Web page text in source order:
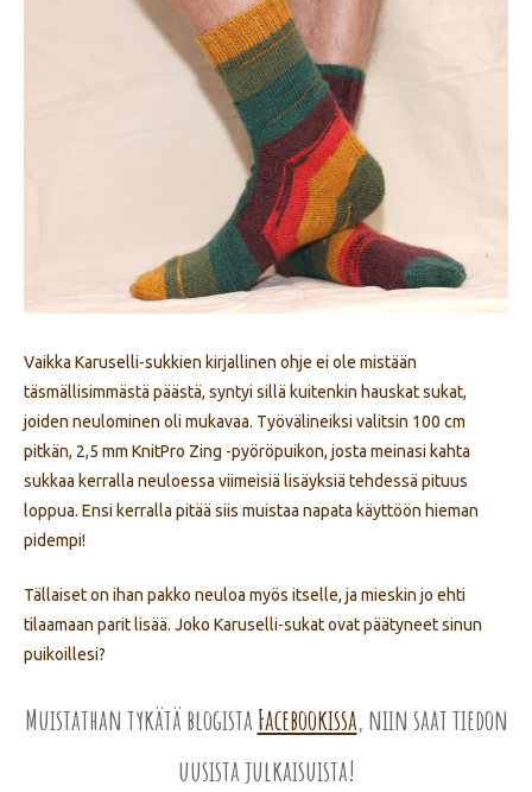
Vaikka Karuselli-sukkien kirjallinen ohje ei ole mistään
täsmällisimmästä päästä, syntyi sillä kuitenkin hauskat sukat,
joiden neulominen oli mukavaa. Työvälineiksi valitsin 100 cm
pitkän, 2,5 mm KnitPro Zing -pyöröpuikon, josta meinasi kahta
sukkaa kerralla neuloessa viimeisiä lisäyksiä tehdessä pituus
loppua. Ensi kerralla pitää siis muistaa napata käyttöön hieman
pidempi!
Tällaiset on ihan pakko neuloa myös itselle, ja mieskin jo ehti
tilaamaan parit lisää. Joko Karuselli-sukat ovat päätyneet sinun
puikoillesi?
Muistathan tykätä blogista Facebookissa, niin saat tiedon
uusista julkaisuista!